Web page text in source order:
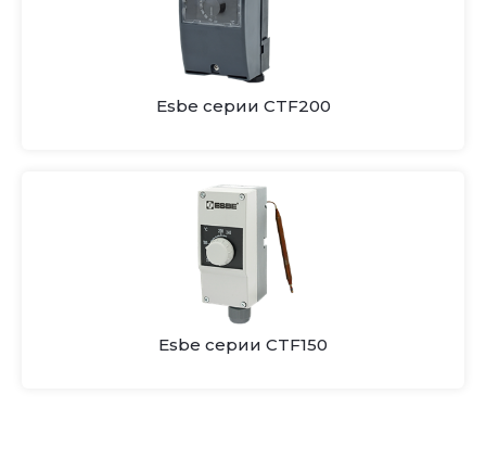
Esbe серии CTF200
Esbe серии CTF150